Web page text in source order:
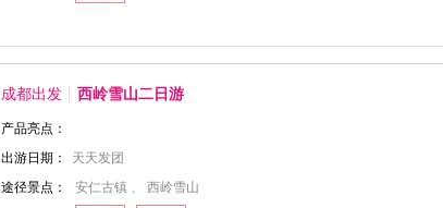
成都出发 西岭雪山二日游
产品亮点：
出游日期：
天天发团
途径景点：
安仁古镇 、 西岭雪山